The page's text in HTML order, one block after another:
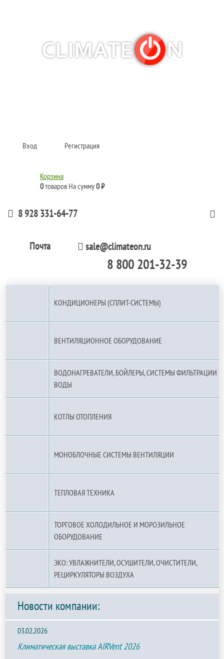
Вход Регистрация
Корзина
0товаров На сумму0 ₽
8 928 331-64-77
Почта sale@climateon.ru
8 800 201-32-39
КОНДИЦИОНЕРЫ (СПЛИТ-СИСТЕМЫ)
ВЕНТИЛЯЦИОННОЕ ОБОРУДОВАНИЕ
ВОДОНАГРЕВАТЕЛИ, БОЙЛЕРЫ, СИСТЕМЫ ФИЛЬТРАЦИИ
ВОДЫ
КОТЛЫ ОТОПЛЕНИЯ
МОНОБЛОЧНЫЕ СИСТЕМЫ ВЕНТИЛЯЦИИ
ТЕПЛОВАЯ ТЕХНИКА
ТОРГОВОЕ ХОЛОДИЛЬНОЕ И МОРОЗИЛЬНОЕ
ОБОРУДОВАНИЕ
ЭКО: УВЛАЖНИТЕЛИ, ОСУШИТЕЛИ, ОЧИСТИТЕЛИ,
РЕЦИРКУЛЯТОРЫ ВОЗДУХА
Новости компании:
03.02.2026
Климатическая выставка AIRVent 2026